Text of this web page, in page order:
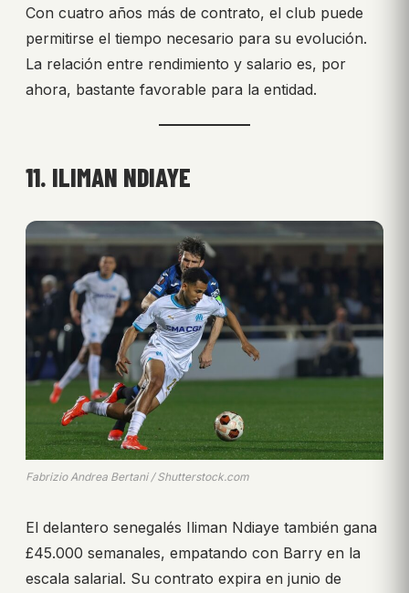
Con cuatro años más de contrato, el club puede
permitirse el tiempo necesario para su evolución.
La relación entre rendimiento y salario es, por
ahora, bastante favorable para la entidad.
11. ILIMAN NDIAYE
Fabrizio Andrea Bertani / Shutterstock.com
El delantero senegalés Iliman Ndiaye también gana
£45.000 semanales, empatando con Barry en la
escala salarial. Su contrato expira en junio de